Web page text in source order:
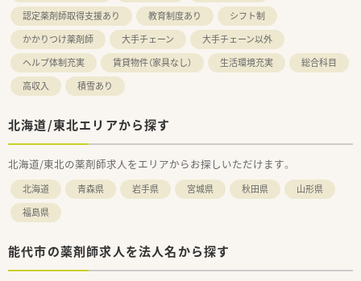
認定薬剤師取得支援あり
教育制度あり
シフト制
かかりつけ薬剤師
大手チェーン
大手チェーン以外
ヘルプ体制充実
賃貸物件（家具なし） 生活環境充実
総合科目
高収入
積雪あり
北海道/東北エリアから探す
北海道/東北の薬剤師求人をエリアからお探しいただけます。
北海道 青森県 岩手県 宮城県 秋田県
山形県
福島県
能代市の薬剤師求人を法人名から探す